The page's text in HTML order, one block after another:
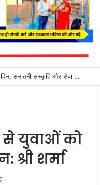
व्यवस्थाओं से श्रद्धालु खुश
से युवाओं को
शर्मा